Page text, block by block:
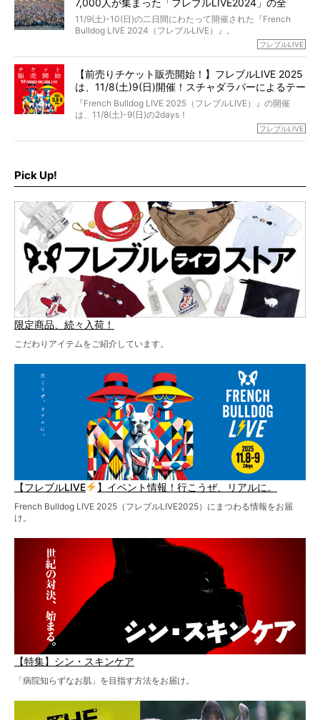
が「THE fu-do(ザ・フード)」の試食品でした。
そして「THE fu-do(ザ・フード)」を食べつづけて二年、愛
ブヒは15歳になり、今も元気にお散歩をしています。
今回は、二年前の絶望から今までを包み隠さず、時系列で
7,000人が集まった「フレブルLIVE2024」の全
貌！
11/9(土)-10(日)の二日間にわたって開催された『French
Bulldog LIVE 2024（フレブルLIVE）』。
今年はのべ5,000頭のフレンチブルドッグと7,000人のフレ
day1の司会はフレブルラバーのロッチさん。day2の音楽フ
ェスには世代ど真ん中のPUFFYが出演するなど、例年以上
に豪華なラインナップ。
北は北海道、南は鹿児島県から。全国のフレンチブルドッ
グが一堂に会した「フレブルLIVE2024」の模様を、詳しく
フレブルLIVE
【前売りチケット販売開始！】フレブルLIVE 2025
は、11/8(土)9(日)開催！スチャダラパーによるテー
マソング制作も決定
『French Bulldog LIVE 2025（フレブルLIVE）』の開催
は、11/8(土)-9(日)の2days！
お得な前売りチケット、いよいよ販売スタートです！
ど、内容盛りだくさんでお送りしていますので、最後まで
お見逃しなく！
フレブルLIVE
Pick Up!
限定商品、続々入荷！
こだわりアイテムをご紹介しています。
【フレブルLIVE 】イベント情報！行こうぜ、リアルに。
French Bulldog LIVE 2025（フレブルLIVE2025）にまつわる情報をお届
け。
【特集】シン・スキンケア
「病院知らずなお肌」を目指す方法をお届け。